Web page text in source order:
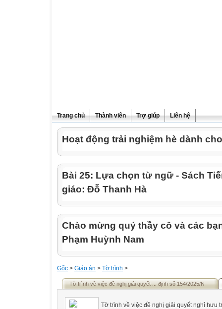
Trang chủ Thành viên Trợ giúp Liên hệ
Hoạt động trải nghiệm hè dành
Bài 25: Lựa chọn từ ngữ - Sách
giáo: Đỗ Thanh Hà
Chào mừng quý thầy cô và các
Phạm Huỳnh Nam
Gốc > Giáo án > Tờ trình >
Tờ trình về việc đề nghị giải quyết ... định số 154/2025/N
Tờ trình về việc đề nghị giải quyết nghỉ hưu